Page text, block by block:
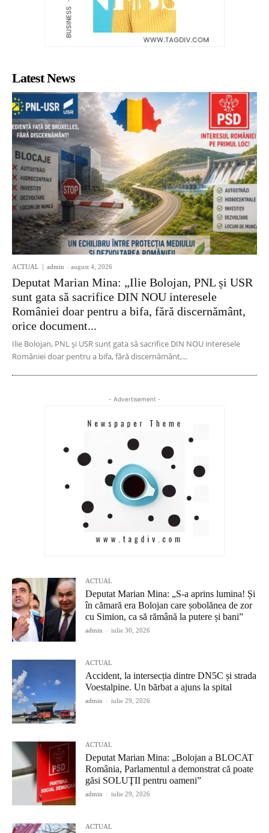
Latest News
ACTUAL admin - august 4, 2026
Deputat Marian Mina: „Ilie Bolojan, PNL și USR
sunt gata să sacrifice DIN NOU interesele
României doar pentru a bifa, fără discernământ,
orice document...
Ilie Bolojan, PNL și USR sunt gata să sacrifice DIN NOU interesele
României doar pentru a bifa, fără discernământ,...
- Advertisement -
ACTUAL
Deputat Marian Mina: „S-a aprins lumina! Și
în cămară era Bolojan care șobolănea de zor
cu Simion, ca să rămână la putere și bani”
admin - iulie 30, 2026
ACTUAL
Accident, la intersecția dintre DN5C și strada
Voestalpine. Un bărbat a ajuns la spital
admin - iulie 29, 2026
ACTUAL
Deputat Marian Mina: „Bolojan a BLOCAT
România, Parlamentul a demonstrat că poate
găsi SOLUŢII pentru oameni”
admin - iulie 29, 2026
ACTUAL